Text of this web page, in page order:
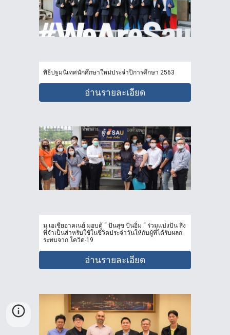
พิธีปฐมนิเทศนักศึกษาใหม่ประจำปีการศึกษา 2563
อ่านรายละเอียด
ม.เอเชียอาคเนย์ มอบตู้ “ ปันสุข ปันอิ่ม “ ร่วมแบ่งปัน สิ่ง
ที่จําเป็นสําหรับใช้ในชีวิตประจําวันให้กับผู้ที่ได้รับผลก
ระทบจาก โควิด-19
อ่านรายละเอียด